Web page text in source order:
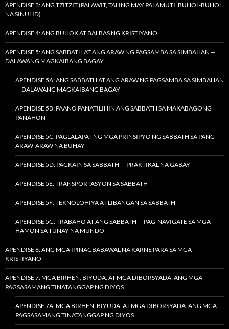
APENDISE 3: ANG TZITZIT (PALAWIT, TALING MAY PALAMUTI, BUHOL-BUHOL
NA SINULID)
APENDISE 4: ANG BUHOK AT BALBAS NG KRISTIYANO
APENDISE 5: ANG SABBATH AT ANG ARAW NG PAGSAMBA SA SIMBAHAN —
DALAWANG MAGKAIBANG BAGAY
APENDISE 5A: ANG SABBATH AT ANG ARAW NG PAGSAMBA SA SIMBAHAN
— DALAWANG MAGKAIBANG BAGAY
APENDISE 5B: PAANO PANATILIHIN ANG SABBATH SA MAKABAGONG
PANAHON
APENDISE 5C: PAGLALAPAT NG MGA PRINSIPYO NG SABBATH SA PANG-
ARAW-ARAW NA BUHAY
APENDISE 5D: PAGKAIN SA SABBATH — PRAKTIKAL NA GABAY
APENDISE 5E: TRANSPORTASYON SA SABBATH
APENDISE 5F: TEKNOLOHIYA AT LIBANGAN SA SABBATH
APENDISE 5G: TRABAHO AT ANG SABBATH — PAG-NAVIGATE SA MGA
HAMON SA TUNAY NA MUNDO
APENDISE 6: ANG MGA IPINAGBABAWAL NA KARNE PARA SA MGA
KRISTIYANO
APENDISE 7: MGA BIRHEN, BIYUDA, AT MGA DIBORSYADA: ANG MGA
PAGSASAMANG TINATANGGAP NG DIYOS
APENDISE 7A: MGA BIRHEN, BIYUDA, AT MGA DIBORSYADA: ANG MGA
PAGSASAMANG TINATANGGAP NG DIYOS